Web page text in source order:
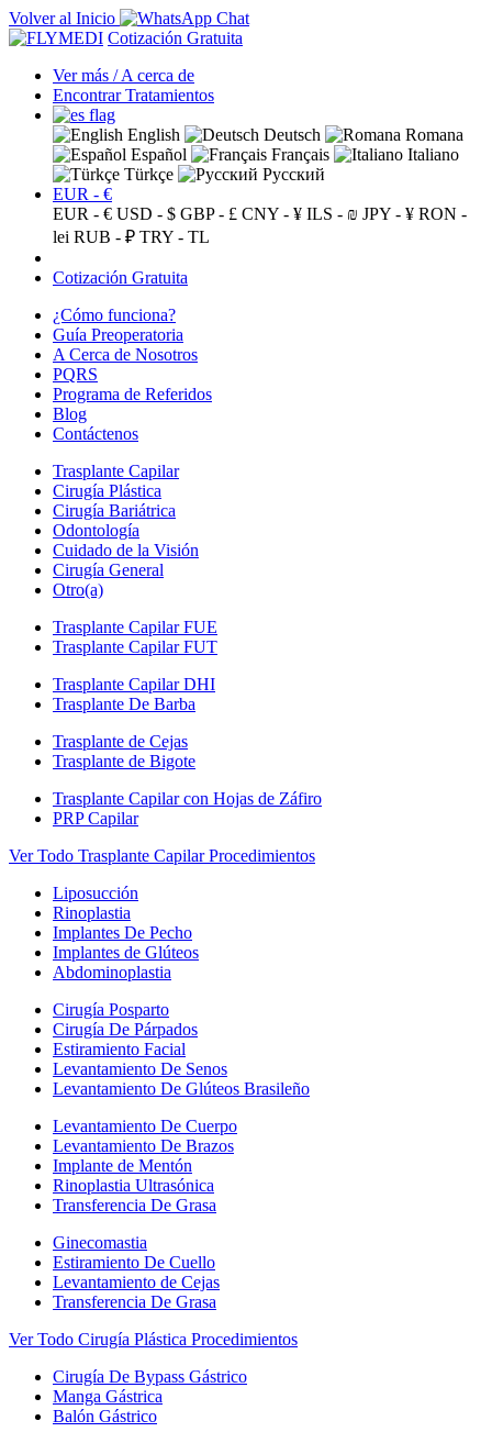
Volver al Inicio
Cotización Gratuita
Ver más / A cerca de
Encontrar Tratamientos
English Deutsch
Romana
Español
Français
Italiano
Türkçe
Русский
EUR - €
EUR - € USD - $ GBP - £ CNY - ¥ ILS - ₪ JPY - ¥ RON -
lei RUB - ₽ TRY - TL
Cotización Gratuita
¿Cómo funciona?
Guía Preoperatoria
A Cerca de Nosotros
PQRS
Programa de Referidos
Blog
Contáctenos
Trasplante Capilar
Cirugía Plástica
Cirugía Bariátrica
Odontología
Cuidado de la Visión
Cirugía General
Otro(a)
Trasplante Capilar FUE
Trasplante Capilar FUT
Trasplante Capilar DHI
Trasplante De Barba
Trasplante de Cejas
Trasplante de Bigote
Trasplante Capilar con Hojas de Záfiro
PRP Capilar
Ver Todo Trasplante Capilar Procedimientos
Liposucción
Rinoplastia
Implantes De Pecho
Implantes de Glúteos
Abdominoplastia
Cirugía Posparto
Cirugía De Párpados
Estiramiento Facial
Levantamiento De Senos
Levantamiento De Glúteos Brasileño
Levantamiento De Cuerpo
Levantamiento De Brazos
Implante de Mentón
Rinoplastia Ultrasónica
Transferencia De Grasa
Ginecomastia
Estiramiento De Cuello
Levantamiento de Cejas
Transferencia De Grasa
Ver Todo Cirugía Plástica Procedimientos
Cirugía De Bypass Gástrico
Manga Gástrica
Balón Gástrico